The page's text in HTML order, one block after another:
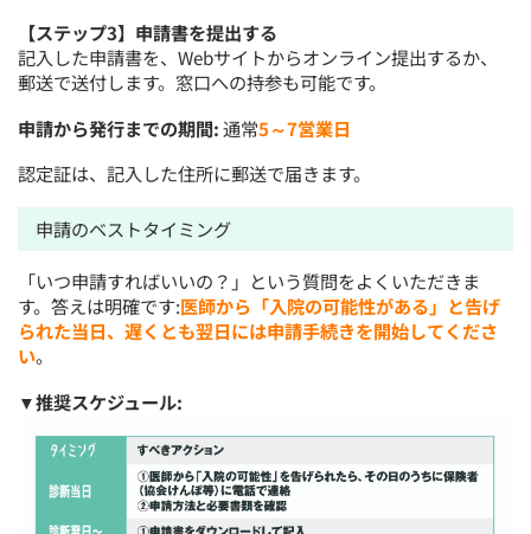
【ステップ3】申請書を提出する
記入した申請書を、Webサイトからオンライン提出するか、
郵送で送付します。窓口への持参も可能です。
申請から発行までの期間:通常5～7営業日
認定証は、記入した住所に郵送で届きます。
申請のベストタイミング
「いつ申請すればいいの？」という質問をよくいただきま
す。答えは明確です:医師から「入院の可能性がある」と告げ
られた当日、遅くとも翌日には申請手続きを開始してくださ
い。
▼推奨スケジュール: